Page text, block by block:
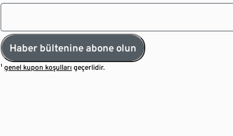
Haber bültenine abone olun
¹genel kupon koşulları geçerlidir.